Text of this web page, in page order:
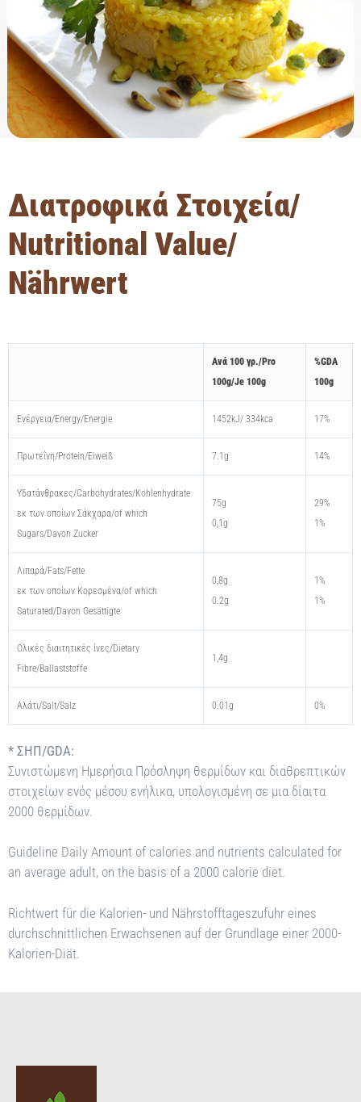
Διατροφικά Στοιχεία/
Νutritional Value/
Nährwert
Aνά 100 γρ./Pro
100g/Je 100g
%GDA
100g
Ενέργεια/Energy/Energie 1452kJ/ 334kca 17%
Πρωτεΐνη/Protein/Eiweiß 7.1g 14%
Υδατάνθρακες/Carbohydrates/Kohlenhydrate
εκ των οποίων Σάκχαρα/of which
Sugars/Davon Zucker
75g
0,1g
29%
1%
Λιπαρά/Fats/Fette
εκ των οποίων Kορεσμένα/of which
Saturated/Davon Gesättigte
0,8g
0.2g
1%
1%
Oλικές διαιτητικές ίνες/Dietary
Fibre/Ballaststoffe
1,4g
Αλάτι/Salt/Salz 0.01g 0%
* ΣΗΠ/GDA:
Συνιστώμενη Ημερήσια Πρόσληψη θερμίδων και διαθρεπτικών
στοιχείων ενός μέσου ενήλικα, υπολογισμένη σε μια δίαιτα
2000 θερμίδων.
Guideline Daily Amount of calories and nutrients calculated for
an average adult, on the basis of a 2000 calorie diet.
Richtwert für die Kalorien- und Nährstofftageszufuhr eines
durchschnittlichen Erwachsenen auf der Grundlage einer 2000-
Kalorien-Diät.